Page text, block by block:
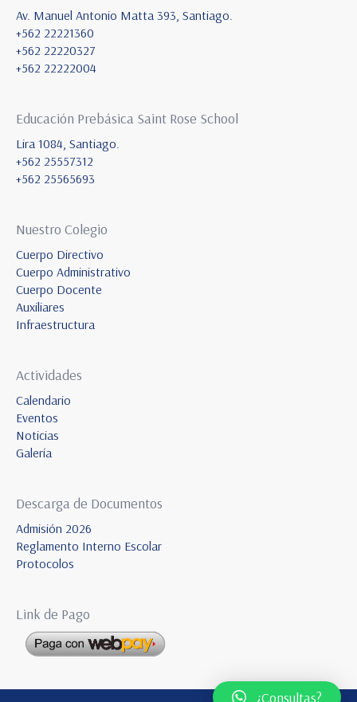
Av. Manuel Antonio Matta 393, Santiago.
+562 22221360
+562 22220327
+562 22222004
Educación Prebásica Saint Rose School
Lira 1084, Santiago.
+562 25557312
+562 25565693
Nuestro Colegio
Cuerpo Directivo
Cuerpo Administrativo
Cuerpo Docente
Auxiliares
Infraestructura
Actividades
Calendario
Eventos
Noticias
Galería
Descarga de Documentos
Admisión 2026
Reglamento Interno Escolar
Protocolos
Link de Pago
¿Consultas?